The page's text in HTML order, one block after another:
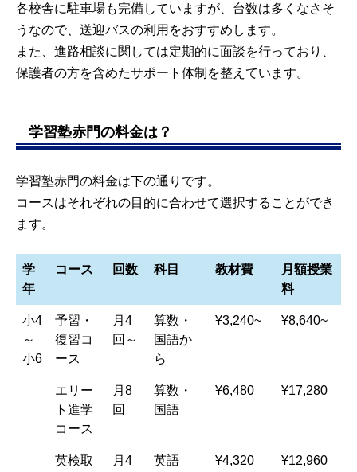
各校舎に駐車場も完備していますが、台数は多くなさそ
うなので、送迎バスの利用をおすすめします。
また、進路相談に関しては定期的に面談を行っており、
保護者の方を含めたサポート体制を整えています。
学習塾赤門の料金は？
学習塾赤門の料金は下の通りです。
コースはそれぞれの目的に合わせて選択することができ
ます。
学
年
コース 回数 科目 教材費
月額授業
料
小4
～
小6
予習・
復習コ
ース
月4
回～
算数・
国語か
ら
¥3,240~ ¥8,640~
エリー
ト進学
コース
月8
回
算数・
国語
¥6,480 ¥17,280
英検取
月4
英語 ¥4,320 ¥12,960